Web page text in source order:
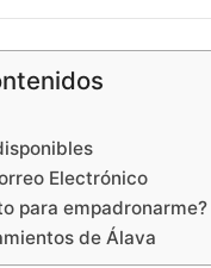
Electrónico
para empadronarme?
de Álava